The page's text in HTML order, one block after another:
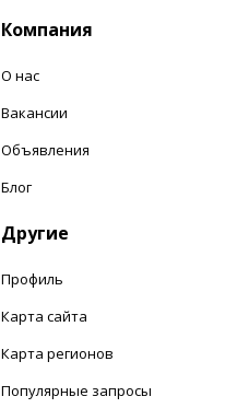
Компания
О нас
Вакансии
Объявления
Блог
Другие
Профиль
Карта сайта
Карта регионов
Популярные запросы